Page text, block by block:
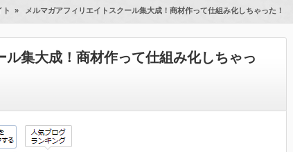
ト » メルマガアフィリエイトスクール集大成！商材作って仕組み化しちゃった！
ル集大成！商材作って仕組み化しちゃっ